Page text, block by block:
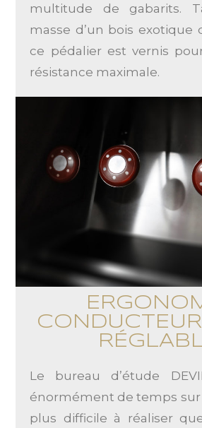
multitude de gabarits.
masse d’un bois exotique
ce pédalier est vernis
résistance maximale.
Le bureau d’étude
énormément de temps sur
plus difficile à réaliser